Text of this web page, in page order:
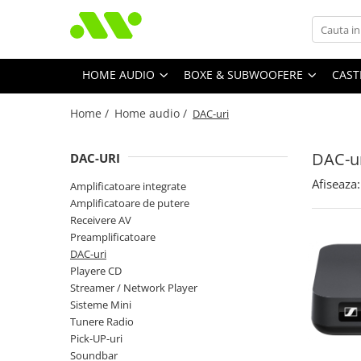
HOME AUDIO BOXE & SUBWOOFERE
Home / Home audio / DAC-uri
DAC-
DAC-URI
Amplificatoare integrate
Amplificatoare de putere
Receivere AV
Preamplificatoare
DAC-uri
Playere CD
Streamer / Network Player
Sisteme Mini
Tunere Radio
Pick-UP-uri
Soundbar
Afiseaza: